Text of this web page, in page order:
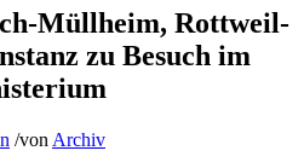
Müllheim, Rottweil-
zu Besuch im
/von Archiv